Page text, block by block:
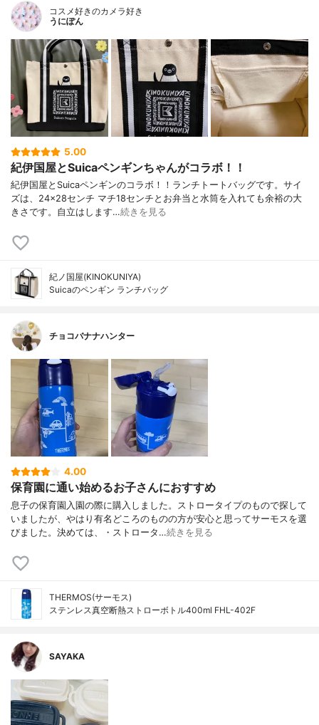
コスメ好きのカメラ好き
うにぽん
5.00
紀伊国屋とSuicaペンギンちゃんがコラボ！！
紀伊国屋とSuicaペンギンのコラボ！！ランチトートバッグです。サイ
ズは、24×28センチ マチ18センチとお弁当と水筒を入れても余裕の大
きさです。自立はします…続きを見る
紀ノ国屋(KINOKUNIYA)
Suicaのペンギン ランチバッグ
チョコバナナハンター
4.00
保育園に通い始めるお子さんにおすすめ
息子の保育園入園の際に購入しました。ストロータイプのもので探して
いましたが、やはり有名どころのものの方が安心と思ってサーモスを選
びました。決めては、・ストロータ…続きを見る
THERMOS(サーモス)
ステンレス真空断熱ストローボトル400ml FHL-402F
SAYAKA